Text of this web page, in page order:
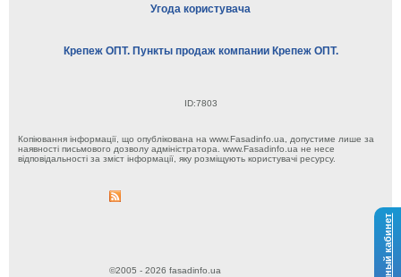
Личный кабинет
Угода користувача
Крепеж ОПТ. Пункты продаж компании Крепеж ОПТ.
ID:7803
Копіювання інформації, що опублікована на www.Fasadinfo.ua, допустиме лише за
наявності письмового дозволу адміністратора. www.Fasadinfo.ua не несе
відповідальності за зміст інформації, яку розміщують користувачі ресурсу.
©2005 - 2026 fasadinfo.ua